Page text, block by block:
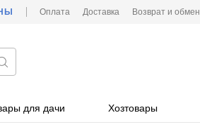
Оплата Доставка Возврат и обмен
для дачи Хозтовары